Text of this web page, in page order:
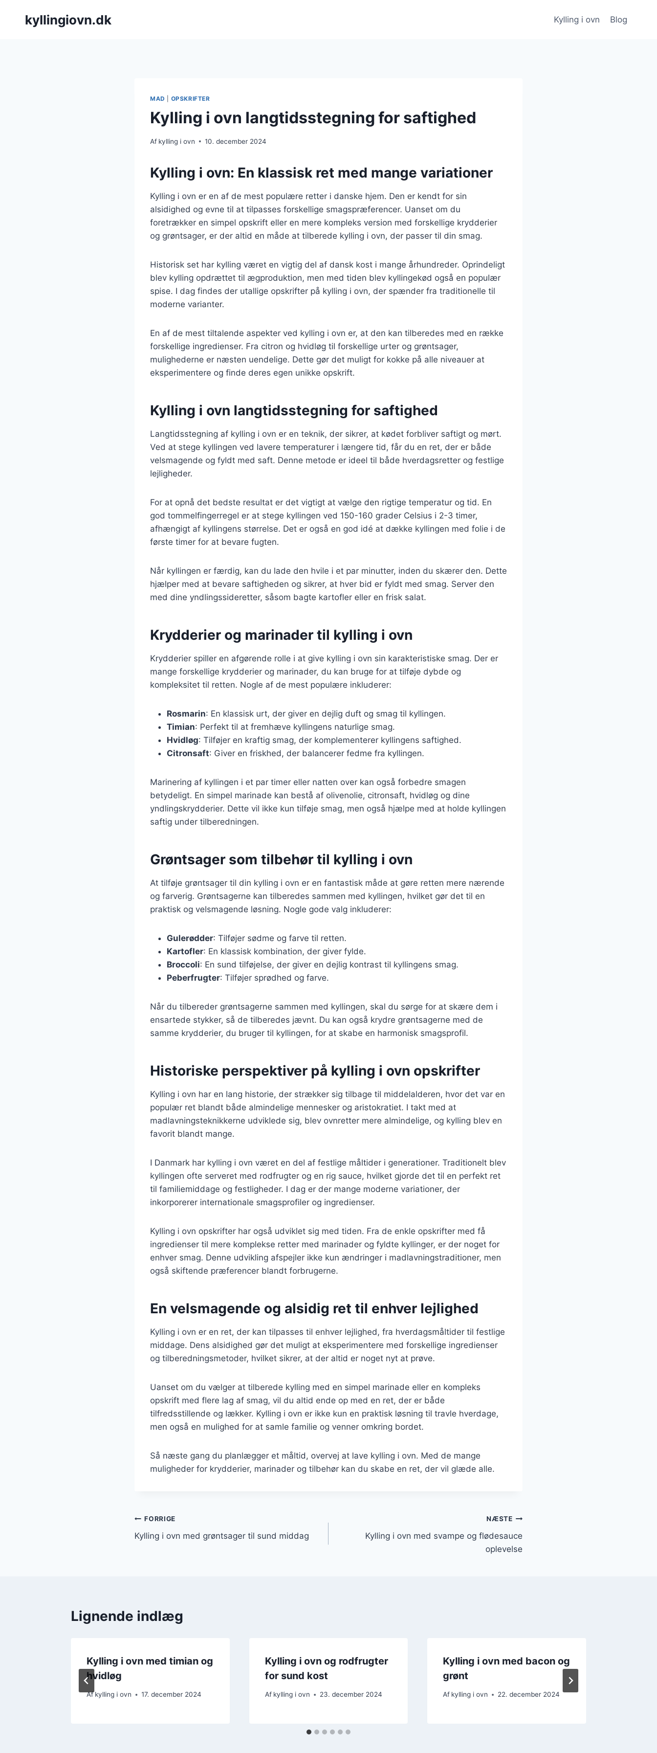
kyllingiovn.dk Kylling i ovn Blog
MAD OPSKRIFTER
Kylling i ovn langtidsstegning for saftighed
Af kylling i ovn 10. december 2024
Kylling i ovn: En klassisk ret med mange variationer
Kylling i ovn er en af de mest populære retter i danske hjem. Den er kendt for sin
alsidighed og evne til at tilpasses forskellige smagspræferencer. Uanset om du
foretrækker en simpel opskrift eller en mere kompleks version med forskellige krydderier
og grøntsager, er der altid en måde at tilberede kylling i ovn, der passer til din smag.
Historisk set har kylling været en vigtig del af dansk kost i mange århundreder. Oprindeligt
blev kylling opdrættet til ægproduktion, men med tiden blev kyllingekød også en populær
spise. I dag findes der utallige opskrifter på kylling i ovn, der spænder fra traditionelle til
moderne varianter.
En af de mest tiltalende aspekter ved kylling i ovn er, at den kan tilberedes med en række
forskellige ingredienser. Fra citron og hvidløg til forskellige urter og grøntsager,
mulighederne er næsten uendelige. Dette gør det muligt for kokke på alle niveauer at
eksperimentere og finde deres egen unikke opskrift.
Kylling i ovn langtidsstegning for saftighed
Langtidsstegning af kylling i ovn er en teknik, der sikrer, at kødet forbliver saftigt og mørt.
Ved at stege kyllingen ved lavere temperaturer i længere tid, får du en ret, der er både
velsmagende og fyldt med saft. Denne metode er ideel til både hverdagsretter og festlige
lejligheder.
For at opnå det bedste resultat er det vigtigt at vælge den rigtige temperatur og tid. En
god tommelfingerregel er at stege kyllingen ved 150-160 grader Celsius i 2-3 timer,
afhængigt af kyllingens størrelse. Det er også en god idé at dække kyllingen med folie i de
første timer for at bevare fugten.
Når kyllingen er færdig, kan du lade den hvile i et par minutter, inden du skærer den. Dette
hjælper med at bevare saftigheden og sikrer, at hver bid er fyldt med smag. Server den
med dine yndlingssideretter, såsom bagte kartofler eller en frisk salat.
Krydderier og marinader til kylling i ovn
Krydderier spiller en afgørende rolle i at give kylling i ovn sin karakteristiske smag. Der er
mange forskellige krydderier og marinader, du kan bruge for at tilføje dybde og
kompleksitet til retten. Nogle af de mest populære inkluderer:
Rosmarin: En klassisk urt, der giver en dejlig duft og smag til kyllingen.
Timian: Perfekt til at fremhæve kyllingens naturlige smag.
Hvidløg: Tilføjer en kraftig smag, der komplementerer kyllingens saftighed.
Citronsaft: Giver en friskhed, der balancerer fedme fra kyllingen.
Marinering af kyllingen i et par timer eller natten over kan også forbedre smagen
betydeligt. En simpel marinade kan bestå af olivenolie, citronsaft, hvidløg og dine
yndlingskrydderier. Dette vil ikke kun tilføje smag, men også hjælpe med at holde kyllingen
saftig under tilberedningen.
Grøntsager som tilbehør til kylling i ovn
At tilføje grøntsager til din kylling i ovn er en fantastisk måde at gøre retten mere nærende
og farverig. Grøntsagerne kan tilberedes sammen med kyllingen, hvilket gør det til en
praktisk og velsmagende løsning. Nogle gode valg inkluderer:
Gulerødder: Tilføjer sødme og farve til retten.
Kartofler: En klassisk kombination, der giver fylde.
Broccoli: En sund tilføjelse, der giver en dejlig kontrast til kyllingens smag.
Peberfrugter: Tilføjer sprødhed og farve.
Når du tilbereder grøntsagerne sammen med kyllingen, skal du sørge for at skære dem i
ensartede stykker, så de tilberedes jævnt. Du kan også krydre grøntsagerne med de
samme krydderier, du bruger til kyllingen, for at skabe en harmonisk smagsprofil.
Historiske perspektiver på kylling i ovn opskrifter
Kylling i ovn har en lang historie, der strækker sig tilbage til middelalderen, hvor det var en
populær ret blandt både almindelige mennesker og aristokratiet. I takt med at
madlavningsteknikkerne udviklede sig, blev ovnretter mere almindelige, og kylling blev en
favorit blandt mange.
I Danmark har kylling i ovn været en del af festlige måltider i generationer. Traditionelt blev
kyllingen ofte serveret med rodfrugter og en rig sauce, hvilket gjorde det til en perfekt ret
til familiemiddage og festligheder. I dag er der mange moderne variationer, der
inkorporerer internationale smagsprofiler og ingredienser.
Kylling i ovn opskrifter har også udviklet sig med tiden. Fra de enkle opskrifter med få
ingredienser til mere komplekse retter med marinader og fyldte kyllinger, er der noget for
enhver smag. Denne udvikling afspejler ikke kun ændringer i madlavningstraditioner, men
også skiftende præferencer blandt forbrugerne.
En velsmagende og alsidig ret til enhver lejlighed
Kylling i ovn er en ret, der kan tilpasses til enhver lejlighed, fra hverdagsmåltider til festlige
middage. Dens alsidighed gør det muligt at eksperimentere med forskellige ingredienser
og tilberedningsmetoder, hvilket sikrer, at der altid er noget nyt at prøve.
Uanset om du vælger at tilberede kylling med en simpel marinade eller en kompleks
opskrift med flere lag af smag, vil du altid ende op med en ret, der er både
tilfredsstillende og lækker. Kylling i ovn er ikke kun en praktisk løsning til travle hverdage,
men også en mulighed for at samle familie og venner omkring bordet.
Så næste gang du planlægger et måltid, overvej at lave kylling i ovn. Med de mange
muligheder for krydderier, marinader og tilbehør kan du skabe en ret, der vil glæde alle.
Indlægsnavigation
FORRIGE
Kylling i ovn med grøntsager til sund middag
NÆSTE
Kylling i ovn med svampe og flødesauce
oplevelse
Lignende indlæg
Kylling i ovn med timian og
hvidløg
Af kylling i ovn 17. december 2024
Kylling i ovn og rodfrugter
for sund kost
Af kylling i ovn 23. december 2024
Kylling i ovn med bacon og
grønt
Af kylling i ovn 22. december 2024